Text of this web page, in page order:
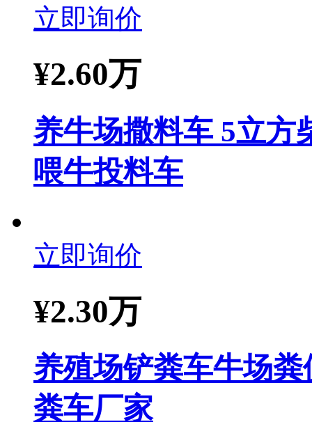
立即询价
¥2.60万
养牛场撒料车 5立方
喂牛投料车
立即询价
¥2.30万
养殖场铲粪车牛场
粪车厂家